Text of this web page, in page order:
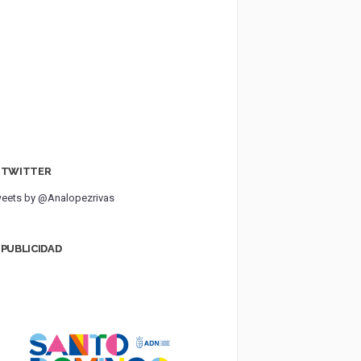
TWITTER
by @Analopezrivas
PUBLICIDAD